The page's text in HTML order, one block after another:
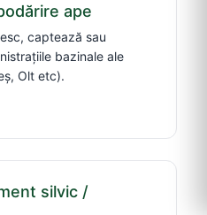
ape
captează sau
bazinale ale
Olt etc).
silvic /